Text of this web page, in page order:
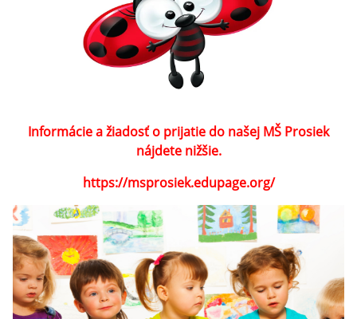
Informácie a žiadosť o prijatie do našej MŠ Prosiek
nájdete nižšie.
https://msprosiek.edupage.org/